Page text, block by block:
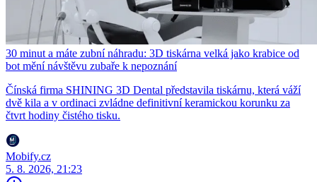
30 minut a máte zubní náhradu: 3D tiskárna velká jako krabice od
bot mění návštěvu zubaře k nepoznání
Čínská firma SHINING 3D Dental představila tiskárnu, která váží
dvě kila a v ordinaci zvládne definitivní keramickou korunku za
čtvrt hodiny čistého tisku.
Mobify.cz
5. 8. 2026, 21:23